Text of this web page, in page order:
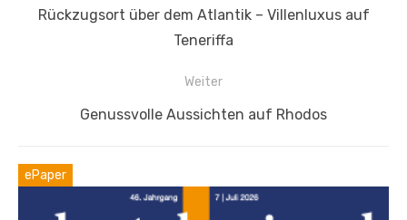
Vorheriger
Rückzugsort über dem Atlantik – Villenluxus auf
Teneriffa
Weiter
Nächster
Genussvolle Aussichten auf Rhodos
ePaper